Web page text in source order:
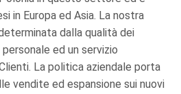
in Europa ed Asia. La nostra
dalla qualità dei
ed un servizio
La politica aziendale porta
vendite ed espansione sui nuovi